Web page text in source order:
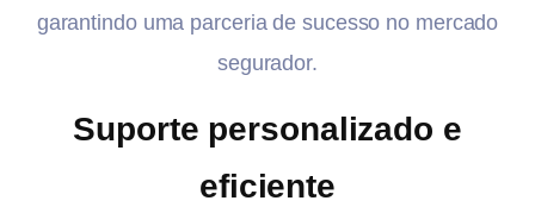
garantindo uma parceria de sucesso no mercado
segurador.
Suporte personalizado e
eficiente